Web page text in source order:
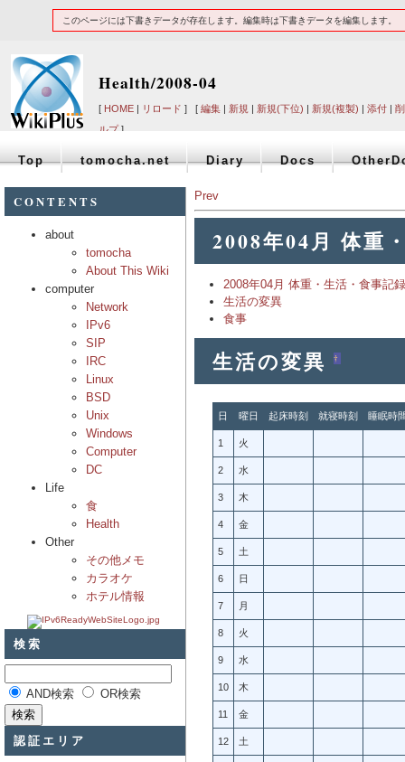
このページには下書きデータが存在します。編集時は下書きデータを編集します。
Health/2008-04
[ HOME | リロード ] [ 編集 | 新規 | 新規(下位) | 新規(複製) | 添付 |
ルプ]
Top tomocha.net Diary Docs
CONTENTS
about
tomocha
About This Wiki
computer
Network
IPv6
SIP
IRC
Linux
BSD
Unix
Windows
Computer
DC
Life
食
Health
Other
その他メモ
カラオケ
ホテル情報
検索
AND検索 OR検索
認証エリア
Prev
2008年04月 体重
2008年04月 体重・生活・食事記録
生活の変異
食事
生活の変異 †
日 曜日 起床時刻 就寝時刻 睡眠時
1 火
2 水
3 木
4 金
5 土
6 日
7 月
8 火
9 水
10 木
11 金
12 土